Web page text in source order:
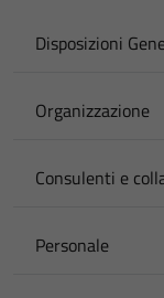
Disposizioni
Organizzazione
Consulenti e
Personale